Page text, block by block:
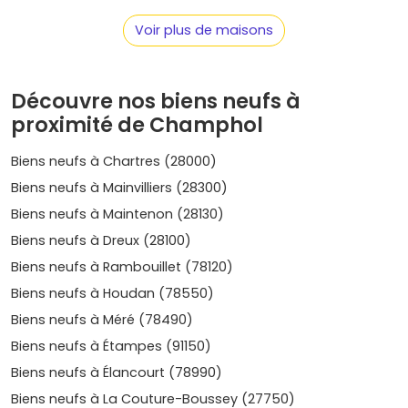
investisseur, c'est un vrai plus côté attractivité.
Demande locative solide : la proximité des
à Chartres, desétudiants
Confort et économies: les programmes récents
respectent la RE2020(isolation, chauffage
confort supérieur au quotidien.
Où chercher ? Les secteurs et quartiers
à suivre à Champhol
La commune est à taille humaine : concentre-toi sur les
emplacements proches des services, des transports et
des limites avec Chartres. Voici les zones les plus
recherchées pour un achat en
Centre-bourg et cœur de Champhol
veux tout faire à pied (écoles, commerces, mairie).
Ambiance résidentielle, petites copropriétés neuves
Voir plus de maisons
Découvre nos biens neufs à
proximité de Champhol
Biens neufs à Chartres (28000)
Biens neufs à Mainvilliers (28300)
Biens neufs à Maintenon (28130)
Biens neufs à Dreux (28100)
Biens neufs à Rambouillet (78120)
Biens neufs à Houdan (78550)
Biens neufs à Méré (78490)
Biens neufs à Étampes (91150)
Biens neufs à Élancourt (78990)
Biens neufs à La Couture-Boussey (27750)